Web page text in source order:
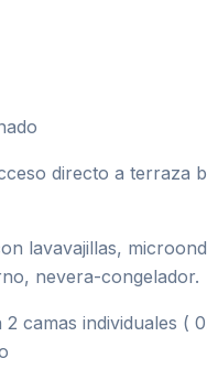
directo a terraza
lavavajillas,
nevera-congelador.
camas individuales (